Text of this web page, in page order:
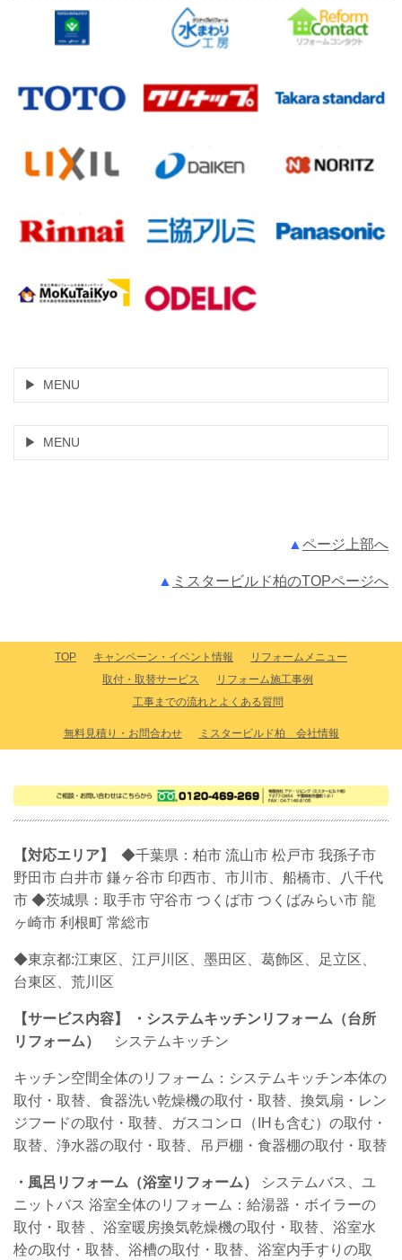
MENU
MENU
▲ ページ上部へ
▲ ミスタービルド柏のTOPページへ
TOP キャンペーン・イベント情報
リフォームメニュー
取付・取替サービス
リフォーム施工事例
工事までの流れとよくある質問
無料見積り・お問合わせ ミスタービルド柏 会社情報
【対応エリア】
◆千葉県：柏市 流山市 松戸市 我孫子市
野田市 白井市 鎌ヶ谷市 印西市、市川市、船橋市、八千代
市 ◆茨城県：取手市 守谷市 つくば市 つくばみらい市 龍
ヶ崎市 利根町 常総市
◆東京都:江東区、江戸川区、墨田区、葛飾区、足立区、
台東区、荒川区
【サービス内容】
・システムキッチンリフォーム（台所
リフォーム）
システムキッチン
キッチン空間全体のリフォーム：システムキッチン本体の
取付・取替、食器洗い乾燥機の取付・取替、換気扇・レン
ジフードの取付・取替、ガスコンロ（IHも含む）の取付・
取替、浄水器の取付・取替、吊戸棚・食器棚の取付・取替
・ 風呂リフォーム（浴室リフォーム）
システムバス、ユ
ニットバス 浴室全体のリフォーム：給湯器・ボイラーの
取付・取替
、浴室暖房換気乾燥機の取付・取替、浴室水
栓の取付・取替、浴槽の取付・取替、浴室内手すりの取